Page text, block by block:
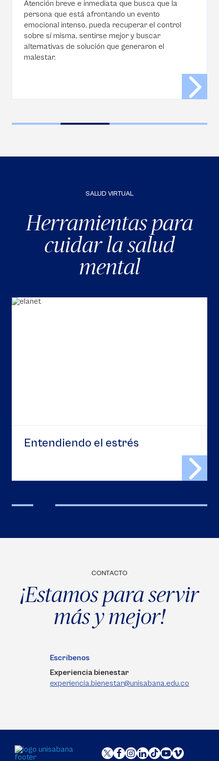
Atención breve e inmediata que busca que la
persona que está afrontando un evento
emocional intenso, pueda recuperar el control
sobre sí misma, sentirse mejor y buscar
alternativas de solución que generaron el
malestar.
SALUD VIRTUAL
Herramientas para
cuidar la salud
mental
Entendiendo el estrés
CONTACTO
¡Estamos para servir
más y mejor!
Escríbenos
Experiencia bienestar
experiencia.bienestar@unisabana.edu.co